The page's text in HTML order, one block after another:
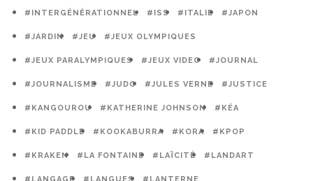
#INTERGÉNÉRATIONNEL #ISS #ITALIE #JAPON
#JARDIN #JEU #JEUX OLYMPIQUES
#JEUX PARALYMPIQUES #JEUX VIDEO #JOURNAL
#JOURNALISME #JUDO #JULES VERNE #JUSTICE
#KANGOUROU #KATHERINE JOHNSON #KÉA
#KID PADDLE #KOOKABURRA #KORA #KPOP
#KRAKEN #LA FONTAINE #LAÏCITÉ #LANDART